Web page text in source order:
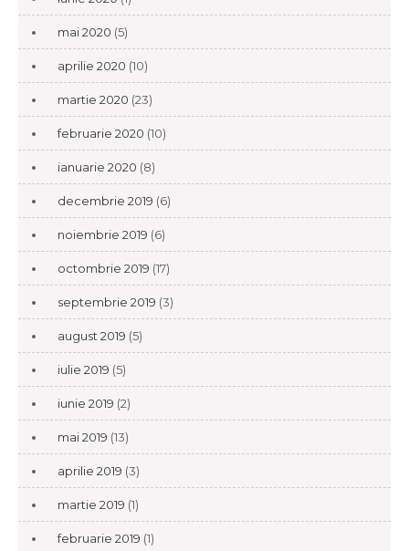
mai 2020 (5)
aprilie 2020 (10)
martie 2020 (23)
februarie 2020 (10)
ianuarie 2020 (8)
decembrie 2019 (6)
noiembrie 2019 (6)
octombrie 2019 (17)
septembrie 2019 (3)
august 2019 (5)
iulie 2019 (5)
iunie 2019 (2)
mai 2019 (13)
aprilie 2019 (3)
martie 2019 (1)
februarie 2019 (1)